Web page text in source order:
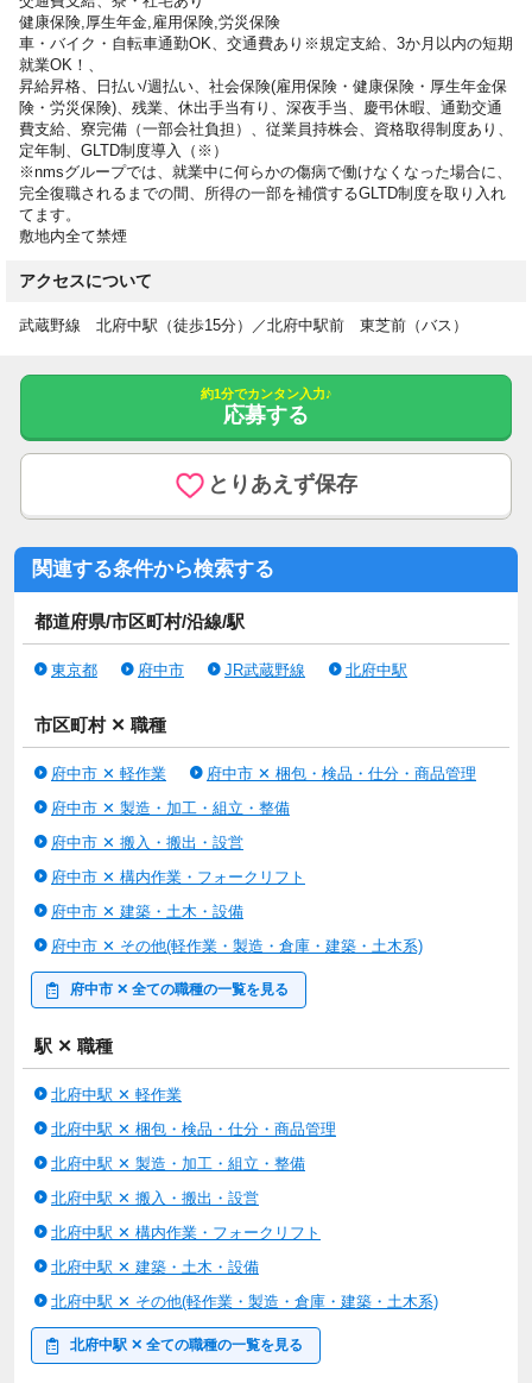
「次はこれをやってみたい」
「もっと稼ぎたい」と思ったら、
次のステップを一緒に考えましょう！
資格取得支援や、別のお仕事紹介など、
様々なサポート体制があります！
アピールポイント
●当社の魅力をご紹介します！●
ーーーーーーーーーーーーーーーーーー
【経験者から未経験の方まで大歓迎です！しっかりサポートしま
未経験歓迎、経験不問なので、これまでのお仕事経験がない方で
さらに、ブランクOK、業界未経験歓迎だから、
無資格歓迎なので、資格がなくても大丈夫ですし、
第二新卒歓迎の若手から主婦・主夫歓迎の家庭と両立したい方、
フリーター歓迎の柔軟な働き方を希望する方まで幅広く活躍して
女性が活躍中の職場で、和気あいあいとした雰囲気の職場も多数
もありますよ。
【勤務時間も様々！残業が少ないお仕事も多数です！】
フルタイム歓迎でしっかり稼げるお仕事から、
原則定時退社や残業なしでプライベートも充実できる働き方ま
で、選べる時間や曜日で柔軟に対応可能です！
例えば、夜間や夕方から働きたい方にピッタリのお仕事も多数ご
用意。
嬉しいポイントです！
残業少なめの案件も多いく、無理なく働ける環境が整っています
ので、
だけるお仕事が揃っています！
ーーーーーーーーーーーーーーーーーー
駅近の通いやすい職場や、車通勤OK、バイク通勤OK、自転車通
通勤スタイルが選べるお仕事を多数ご用意しています！
高時給や高収入が狙えるお仕事が豊富で、昇給のチャンスもあ
り、頑張りがしっかり評価される環境です。
さらに、日払いOK・週払いOKで、即日勤務OKの案件も多数！
お財布事情に合わせて働けます。
また、深夜のシフトがある職場や、寮・社宅あり（住宅手当あ
U・Iターン歓迎の方にもおすすめ！ノルマなしの職場がほとんど
なので、安心してスタートできますよ♪
健康保険,厚生年金,雇用保険,労災保険
車・バイク・自転車通勤OK、交通費あり※規定支給、3か月以内の短期
就業OK！、
昇給昇格、日払い/週払い、社会保険(雇用保険・健康保険・厚生年金保
険・労災保険)、残業、休出手当有り、深夜手当、慶弔休暇、通勤交通
費支給、寮完備（一部会社負担）、従業員持株会、資格取得制度あり、
定年制、GLTD制度導入（※）
※nmsグループでは、就業中に何らかの傷病で働けなくなった場合に、
完全復職されるまでの間、所得の一部を補償するGLTD制度を取り入れ
てます。
敷地内全て禁煙
アクセスについて
武蔵野線 北府中駅（徒歩15分）／北府中駅前 東芝前（バス）
約1分でカンタン入力♪
応募する
とりあえず保存
関連する条件から検索する
都道府県/市区町村/沿線/駅
東京都 府中市 JR武蔵野線 北府中駅
市区町村 ✕ 職種
府中市 ✕ 軽作業
府中市 ✕ 梱包・検品・仕分・商品管理
府中市 ✕ 製造・加工・組立・整備
府中市 ✕ 搬入・搬出・設営
府中市 ✕ 構内作業・フォークリフト
府中市 ✕ 建築・土木・設備
府中市 ✕ その他(軽作業・製造・倉庫・建築・土木系)
府中市 ✕ 全ての職種の一覧を見る
駅 ✕ 職種
北府中駅 ✕ 軽作業
北府中駅 ✕ 梱包・検品・仕分・商品管理
北府中駅 ✕ 製造・加工・組立・整備
北府中駅 ✕ 搬入・搬出・設営
北府中駅 ✕ 構内作業・フォークリフト
北府中駅 ✕ 建築・土木・設備
北府中駅 ✕ その他(軽作業・製造・倉庫・建築・土木系)
北府中駅 ✕ 全ての職種の一覧を見る